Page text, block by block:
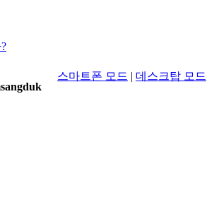
스마트폰 모드 | 데스크탑 모드